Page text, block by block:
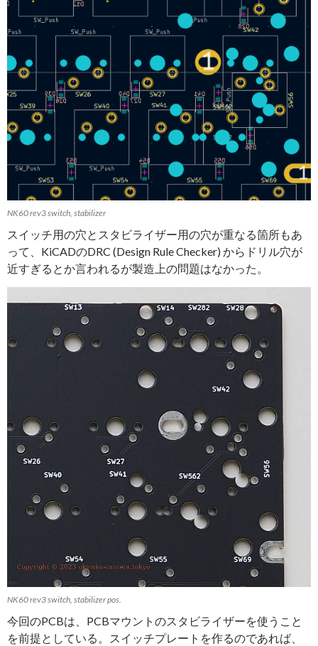
NK60 rev3 switch, stabilizer
スイッチ用の穴とスタビライザー用の穴が重なる箇所もあ
って、KiCADのDRC (Design Rule Checker) からドリル穴が
近すぎるとか言われるが製造上の問題はなかった。
NK60 rev3 switch, stabilizer pos.
今回のPCBは、PCBマウントのスタビライザーを使うこと
を前提としている。スイッチプレートを作るのであれば、